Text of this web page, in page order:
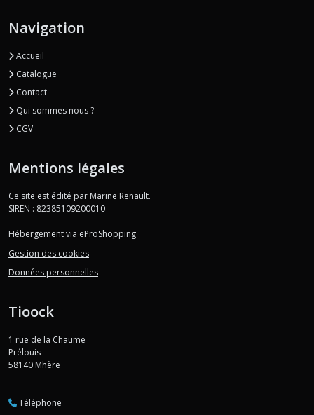
Navigation
Accueil
Catalogue
Contact
Qui sommes nous ?
CGV
Mentions légales
Ce site est édité par Marine Renault.
SIREN : 82385109200010
Hébergement via eProShopping
Gestion des cookies
Données personnelles
Tioock
1 rue de la Chaume
Prélouis
58140 Mhère
Téléphone